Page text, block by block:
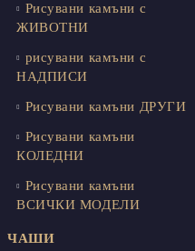
Рисувани камъни с
ЖИВОТНИ
рисувани камъни с
НАДПИСИ
Рисувани камъни ДРУГИ
Рисувани камъни
КОЛЕДНИ
Рисувани камъни
ВСИЧКИ МОДЕЛИ
ЧАШИ